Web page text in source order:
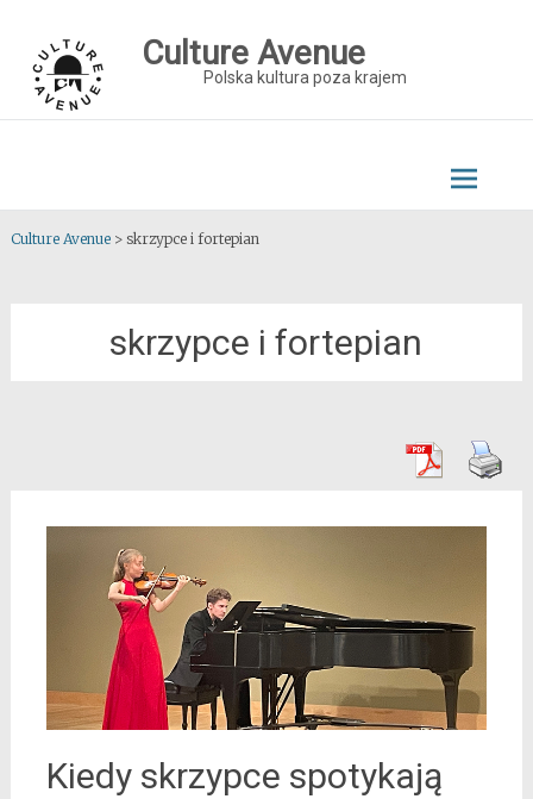
content
Culture Avenue
Polska kultura poza krajem
Culture Avenue> skrzypce i fortepian
skrzypce i fortepian
Kiedy skrzypce spotykają